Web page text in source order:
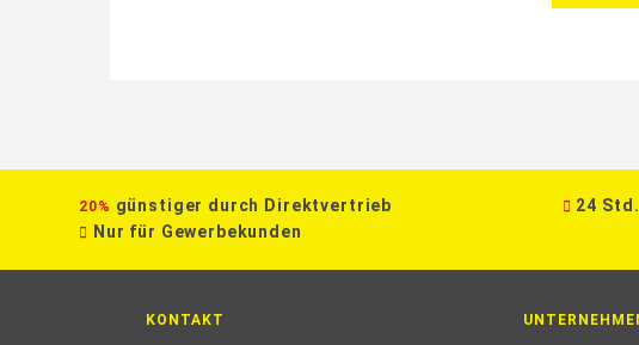
20% günstiger durch Direktvertrieb 24
Nur für Gewerbekunden
KONTAKT